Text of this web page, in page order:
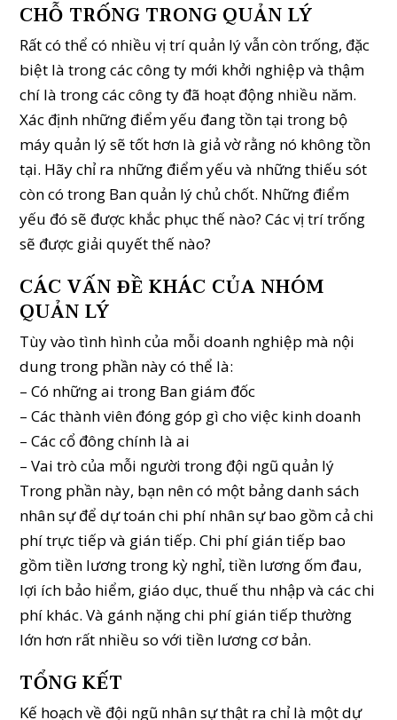
CHỖ TRỐNG TRONG QUẢN LÝ
Rất có thể có nhiều vị trí quản lý vẫn còn trống, đặc
biệt là trong các công ty mới khởi nghiệp và thậm
chí là trong các công ty đã hoạt động nhiều năm.
Xác định những điểm yếu đang tồn tại trong bộ
máy quản lý sẽ tốt hơn là giả vờ rằng nó không tồn
tại. Hãy chỉ ra những điểm yếu và những thiếu sót
còn có trong Ban quản lý chủ chốt. Những điểm
yếu đó sẽ được khắc phục thế nào? Các vị trí trống
sẽ được giải quyết thế nào?
CÁC VẤN ĐỀ KHÁC CỦA NHÓM
QUẢN LÝ
Tùy vào tình hình của mỗi doanh nghiệp mà nội
dung trong phần này có thể là:
– Có những ai trong Ban giám đốc
– Các thành viên đóng góp gì cho việc kinh doanh
– Các cổ đông chính là ai
– Vai trò của mỗi người trong đội ngũ quản lý
Trong phần này, bạn nên có một bảng danh sách
nhân sự để dự toán chi phí nhân sự bao gồm cả chi
phí trực tiếp và gián tiếp. Chi phí gián tiếp bao
gồm tiền lương trong kỳ nghỉ, tiền lương ốm đau,
lợi ích bảo hiểm, giáo dục, thuế thu nhập và các chi
phí khác. Và gánh nặng chi phí gián tiếp thường
lớn hơn rất nhiều so với tiền lương cơ bản.
TỔNG KẾT
Kế hoạch về đội ngũ nhân sự thật ra chỉ là một dự